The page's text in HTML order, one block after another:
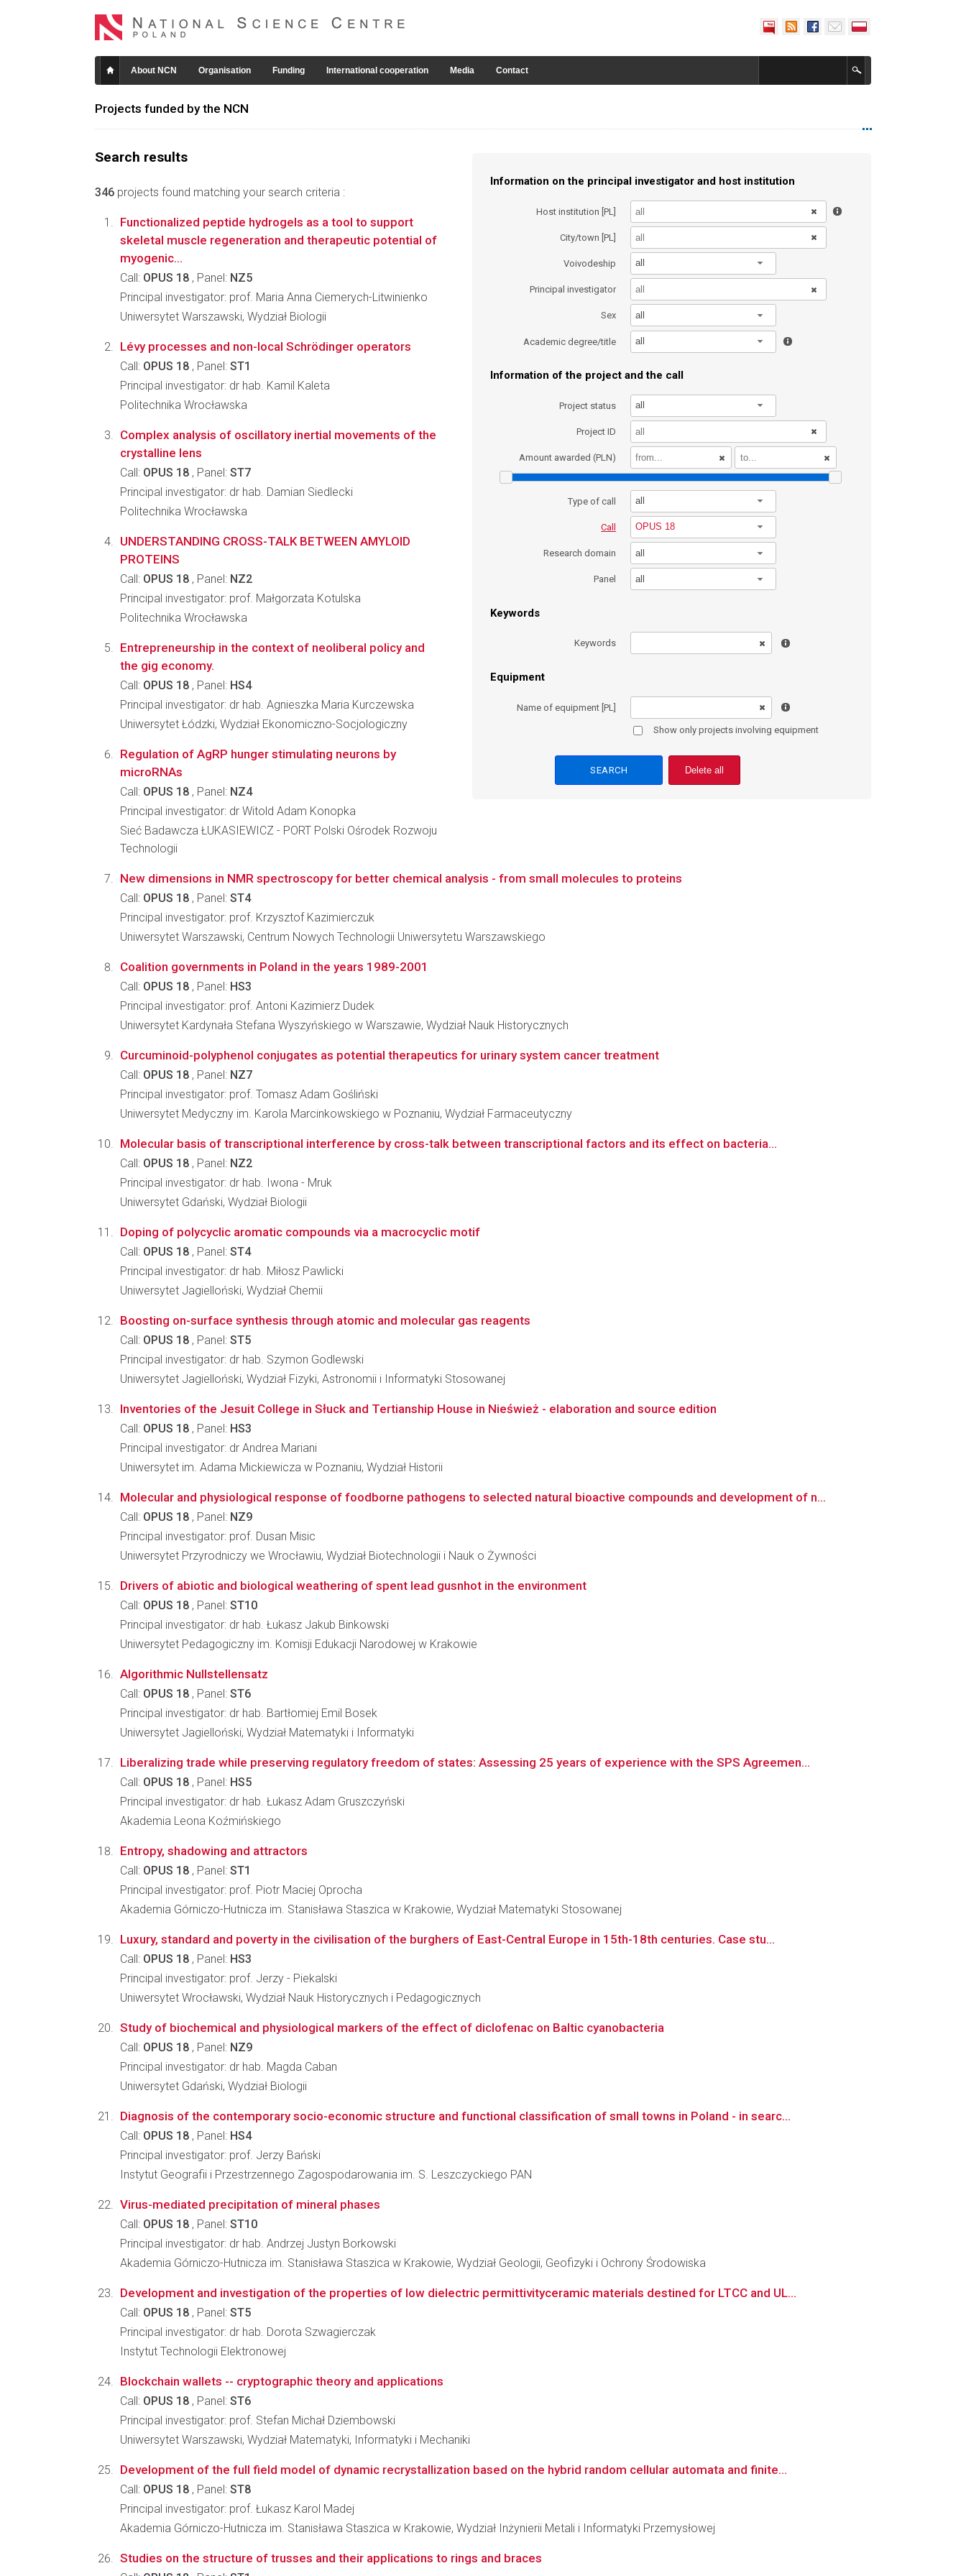
About NCN Organisation Funding International cooperation Media Contact
Projects funded by the NCN
Search results
346 projects found matching your search criteria :
Information on the principal investigator and host institution
Host institution [PL]
City/town [PL]
Voivodeship all
Principal investigator
Sex all
Academic degree/title all
Information of the project and the call
Project status all
Project ID
Amount awarded (PLN)
Type of call all
Call OPUS 18
Research domain all
Panel all
Keywords
Keywords
Equipment
Name of equipment [PL]
Show only projects involving equipment
Delete all
Functionalized peptide hydrogels as a tool to support
skeletal muscle regeneration and therapeutic potential of
myogenic...
Call: OPUS 18 , Panel: NZ5
Principal investigator: prof. Maria Anna Ciemerych-Litwinienko
Uniwersytet Warszawski, Wydział Biologii
Lévy processes and non-local Schrödinger operators
Call: OPUS 18 , Panel: ST1
Principal investigator: dr hab. Kamil Kaleta
Politechnika Wrocławska
Complex analysis of oscillatory inertial movements of the
crystalline lens
Call: OPUS 18 , Panel: ST7
Principal investigator: dr hab. Damian Siedlecki
Politechnika Wrocławska
UNDERSTANDING CROSS-TALK BETWEEN AMYLOID
PROTEINS
Call: OPUS 18 , Panel: NZ2
Principal investigator: prof. Małgorzata Kotulska
Politechnika Wrocławska
Entrepreneurship in the context of neoliberal policy and
the gig economy.
Call: OPUS 18 , Panel: HS4
Principal investigator: dr hab. Agnieszka Maria Kurczewska
Uniwersytet Łódzki, Wydział Ekonomiczno-Socjologiczny
Regulation of AgRP hunger stimulating neurons by
microRNAs
Call: OPUS 18 , Panel: NZ4
Principal investigator: dr Witold Adam Konopka
Sieć Badawcza ŁUKASIEWICZ - PORT Polski Ośrodek Rozwoju
Technologii
New dimensions in NMR spectroscopy for better chemical analysis - from small molecules to proteins
Call: OPUS 18 , Panel: ST4
Principal investigator: prof. Krzysztof Kazimierczuk
Uniwersytet Warszawski, Centrum Nowych Technologii Uniwersytetu Warszawskiego
Coalition governments in Poland in the years 1989-2001
Call: OPUS 18 , Panel: HS3
Principal investigator: prof. Antoni Kazimierz Dudek
Uniwersytet Kardynała Stefana Wyszyńskiego w Warszawie, Wydział Nauk Historycznych
Curcuminoid-polyphenol conjugates as potential therapeutics for urinary system cancer treatment
Call: OPUS 18 , Panel: NZ7
Principal investigator: prof. Tomasz Adam Gośliński
Uniwersytet Medyczny im. Karola Marcinkowskiego w Poznaniu, Wydział Farmaceutyczny
Molecular basis of transcriptional interference by cross-talk between transcriptional factors and its effect on bacteria...
Call: OPUS 18 , Panel: NZ2
Principal investigator: dr hab. Iwona - Mruk
Uniwersytet Gdański, Wydział Biologii
Doping of polycyclic aromatic compounds via a macrocyclic motif
Call: OPUS 18 , Panel: ST4
Principal investigator: dr hab. Miłosz Pawlicki
Uniwersytet Jagielloński, Wydział Chemii
Boosting on-surface synthesis through atomic and molecular gas reagents
Call: OPUS 18 , Panel: ST5
Principal investigator: dr hab. Szymon Godlewski
Uniwersytet Jagielloński, Wydział Fizyki, Astronomii i Informatyki Stosowanej
Inventories of the Jesuit College in Słuck and Tertianship House in Nieśwież - elaboration and source edition
Call: OPUS 18 , Panel: HS3
Principal investigator: dr Andrea Mariani
Uniwersytet im. Adama Mickiewicza w Poznaniu, Wydział Historii
Molecular and physiological response of foodborne pathogens to selected natural bioactive compounds and development of n...
Call: OPUS 18 , Panel: NZ9
Principal investigator: prof. Dusan Misic
Uniwersytet Przyrodniczy we Wrocławiu, Wydział Biotechnologii i Nauk o Żywności
Drivers of abiotic and biological weathering of spent lead gusnhot in the environment
Call: OPUS 18 , Panel: ST10
Principal investigator: dr hab. Łukasz Jakub Binkowski
Uniwersytet Pedagogiczny im. Komisji Edukacji Narodowej w Krakowie
Algorithmic Nullstellensatz
Call: OPUS 18 , Panel: ST6
Principal investigator: dr hab. Bartłomiej Emil Bosek
Uniwersytet Jagielloński, Wydział Matematyki i Informatyki
Liberalizing trade while preserving regulatory freedom of states: Assessing 25 years of experience with the SPS Agreemen...
Call: OPUS 18 , Panel: HS5
Principal investigator: dr hab. Łukasz Adam Gruszczyński
Akademia Leona Koźmińskiego
Entropy, shadowing and attractors
Call: OPUS 18 , Panel: ST1
Principal investigator: prof. Piotr Maciej Oprocha
Akademia Górniczo-Hutnicza im. Stanisława Staszica w Krakowie, Wydział Matematyki Stosowanej
Luxury, standard and poverty in the civilisation of the burghers of East-Central Europe in 15th-18th centuries. Case stu...
Call: OPUS 18 , Panel: HS3
Principal investigator: prof. Jerzy - Piekalski
Uniwersytet Wrocławski, Wydział Nauk Historycznych i Pedagogicznych
Study of biochemical and physiological markers of the effect of diclofenac on Baltic cyanobacteria
Call: OPUS 18 , Panel: NZ9
Principal investigator: dr hab. Magda Caban
Uniwersytet Gdański, Wydział Biologii
Diagnosis of the contemporary socio-economic structure and functional classification of small towns in Poland - in searc...
Call: OPUS 18 , Panel: HS4
Principal investigator: prof. Jerzy Bański
Instytut Geografii i Przestrzennego Zagospodarowania im. S. Leszczyckiego PAN
Virus-mediated precipitation of mineral phases
Call: OPUS 18 , Panel: ST10
Principal investigator: dr hab. Andrzej Justyn Borkowski
Akademia Górniczo-Hutnicza im. Stanisława Staszica w Krakowie, Wydział Geologii, Geofizyki i Ochrony Środowiska
Development and investigation of the properties of low dielectric permittivityceramic materials destined for LTCC and UL...
Call: OPUS 18 , Panel: ST5
Principal investigator: dr hab. Dorota Szwagierczak
Instytut Technologii Elektronowej
Blockchain wallets -- cryptographic theory and applications
Call: OPUS 18 , Panel: ST6
Principal investigator: prof. Stefan Michał Dziembowski
Uniwersytet Warszawski, Wydział Matematyki, Informatyki i Mechaniki
Development of the full field model of dynamic recrystallization based on the hybrid random cellular automata and finite...
Call: OPUS 18 , Panel: ST8
Principal investigator: prof. Łukasz Karol Madej
Akademia Górniczo-Hutnicza im. Stanisława Staszica w Krakowie, Wydział Inżynierii Metali i Informatyki Przemysłowej
Studies on the structure of trusses and their applications to rings and braces